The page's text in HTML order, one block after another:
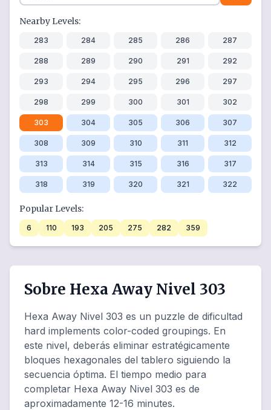
Nearby Levels:
283 284 285 286 287
288 289 290 291 292
293 294 295 296 297
298 299 300 301 302
303 304 305 306 307
308 309 310 311 312
313 314 315 316 317
318 319 320 321 322
Popular Levels:
6 110 193 205 275 282 359
Sobre Hexa Away Nivel 303
Hexa Away Nivel 303 es un puzzle de dificultad
hard implements color-coded groupings. En
este nivel, deberás eliminar estratégicamente
bloques hexagonales del tablero siguiendo la
secuencia óptima. El tiempo medio para
completar Hexa Away Nivel 303 es de
aproximadamente 12-16 minutes.